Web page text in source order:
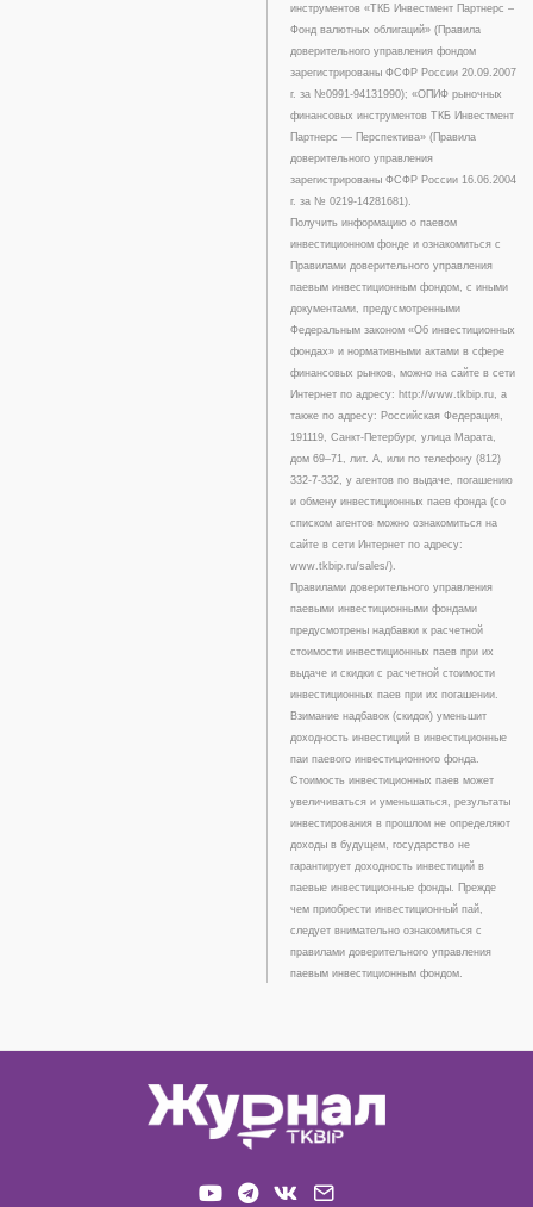
инструментов «ТКБ Инвестмент Партнерс –
Фонд валютных облигаций» (Правила
доверительного управления фондом
зарегистрированы ФСФР России 20.09.2007
г. за №0991-94131990); «ОПИФ рыночных
финансовых инструментов ТКБ Инвестмент
Партнерс — Перспектива» (Правила
доверительного управления
зарегистрированы ФСФР России 16.06.2004
г. за № 0219-14281681).
Получить информацию о паевом
инвестиционном фонде и ознакомиться с
Правилами доверительного управления
паевым инвестиционным фондом, с иными
документами, предусмотренными
Федеральным законом «Об инвестиционных
фондах» и нормативными актами в сфере
финансовых рынков, можно на сайте в сети
Интернет по адресу: http://www.tkbip.ru, а
также по адресу: Российская Федерация,
191119, Санкт-Петербург, улица Марата,
дом 69–71, лит. А, или по телефону (812)
332-7-332, у агентов по выдаче, погашению
и обмену инвестиционных паев фонда (со
списком агентов можно ознакомиться на
сайте в сети Интернет по адресу:
www.tkbip.ru/sales/).
Правилами доверительного управления
паевыми инвестиционными фондами
предусмотрены надбавки к расчетной
стоимости инвестиционных паев при их
выдаче и скидки с расчетной стоимости
инвестиционных паев при их погашении.
Взимание надбавок (скидок) уменьшит
доходность инвестиций в инвестиционные
паи паевого инвестиционного фонда.
Стоимость инвестиционных паев может
увеличиваться и уменьшаться, результаты
инвестирования в прошлом не определяют
доходы в будущем, государство не
гарантирует доходность инвестиций в
паевые инвестиционные фонды. Прежде
чем приобрести инвестиционный пай,
следует внимательно ознакомиться с
правилами доверительного управления
паевым инвестиционным фондом.